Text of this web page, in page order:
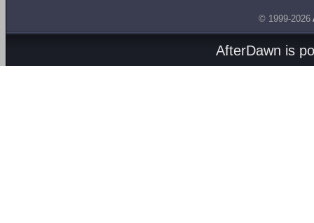
© 1999-2026
AfterDawn is